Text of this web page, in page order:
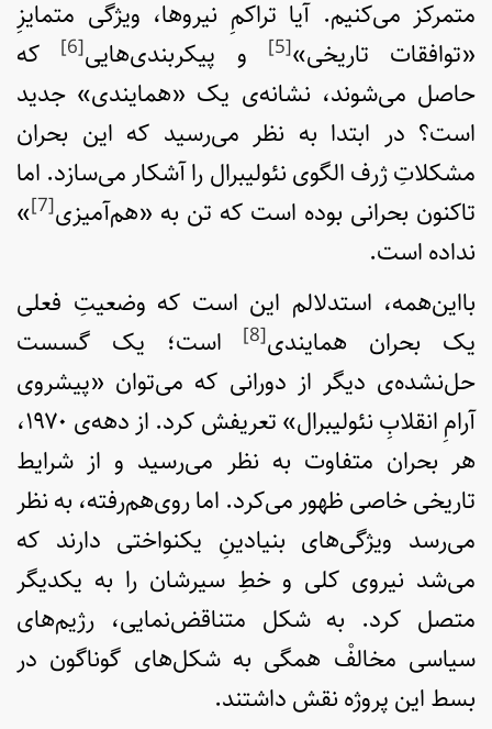
متمرکز می‌کنیم. آیا تراکمِ نیروها، ویژگی متمایزِ
«توافقات تاریخی»[5] و پیکربندی‌هایی[6]
که
حاصل می‌شوند، نشانه‌ی یک «همایندی» جدید
است؟ در ابتدا به نظر می‌رسید که این بحران
مشکلاتِ ژرف الگوی نئولیبرال را آشکار می‌سازد. اما
تاکنون بحرانی بوده است که تن به «هم‌آمیزی[7]
»
نداده است.
بااین‌همه، استدلالم این است که وضعیتِ فعلی
یک بحران همایندی[8]
است؛ یک گسست
حل‌نشده‌ی دیگر از دورانی که می‌توان «پیشروی
آرامِ انقلابِ نئولیبرال» تعریفش کرد. از دهه‌ی ۱۹۷۰،
هر بحران متفاوت به نظر می‌رسید و از شرایط
تاریخی خاصی ظهور می‌کرد. اما روی‌هم‌رفته، به نظر
می‌رسد ویژگی‌های بنیادینِ یکنواختی دارند که
می‌شد نیروی کلی و خطِ سیرشان را به یکدیگر
متصل کرد. به شکل متناقض‌نمایی، رژیم‌های
سیاسی مخالفْ همگی به شکل‌های گوناگون در
بسط این پروژه نقش داشتند.